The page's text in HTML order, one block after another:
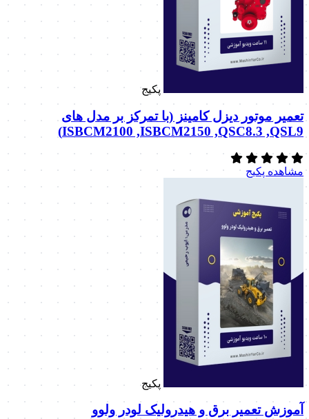
پکیج
تعمیر موتور دیزل کامینز (با تمرکز بر مدل های
ISBCM2100 ,ISBCM2150 ,QSC8.3 ,QSL9)
مشاهده پکیج
پکیج
آموزش تعمیر برق و هیدرولیک لودر ولوو